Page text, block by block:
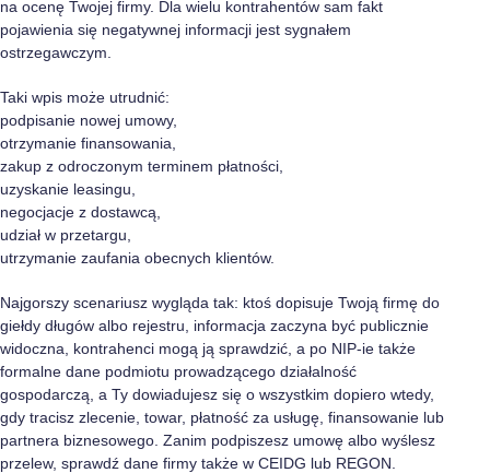
na ocenę Twojej firmy. Dla wielu kontrahentów sam fakt
pojawienia się negatywnej informacji jest sygnałem
ostrzegawczym.
Taki wpis może utrudnić:
podpisanie nowej umowy,
otrzymanie finansowania,
zakup z odroczonym terminem płatności,
uzyskanie leasingu,
negocjacje z dostawcą,
udział w przetargu,
utrzymanie zaufania obecnych klientów.
Najgorszy scenariusz wygląda tak: ktoś dopisuje Twoją firmę do
giełdy długów albo rejestru, informacja zaczyna być publicznie
widoczna, kontrahenci mogą ją sprawdzić, a po NIP-ie także
formalne dane podmiotu prowadzącego działalność
gospodarczą, a Ty dowiadujesz się o wszystkim dopiero wtedy,
gdy tracisz zlecenie, towar, płatność za usługę, finansowanie lub
partnera biznesowego. Zanim podpiszesz umowę albo wyślesz
przelew, sprawdź dane firmy także w CEIDG lub REGON.